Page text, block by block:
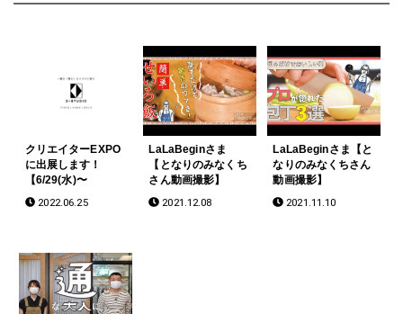
クリエイターEXPO
に出展します！
【6/29(水)〜
7/1(金)@東京ビッグ
サイト】
2022.06.25
LaLaBeginさま
【となりのみなくち
さん動画撮影】
2021.12.08
LaLaBeginさま【と
なりのみなくちさん
動画撮影】
2021.11.10